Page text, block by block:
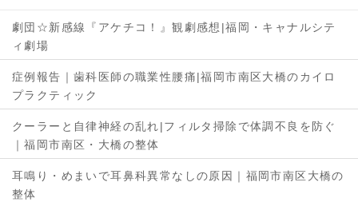
劇団☆新感線『アケチコ！』観劇感想|福岡・キャナルシテ
ィ劇場
症例報告｜歯科医師の職業性腰痛|福岡市南区大橋のカイロ
プラクティック
クーラーと自律神経の乱れ|フィルタ掃除で体調不良を防ぐ
｜福岡市南区・大橋の整体
耳鳴り・めまいで耳鼻科異常なしの原因｜福岡市南区大橋の
整体